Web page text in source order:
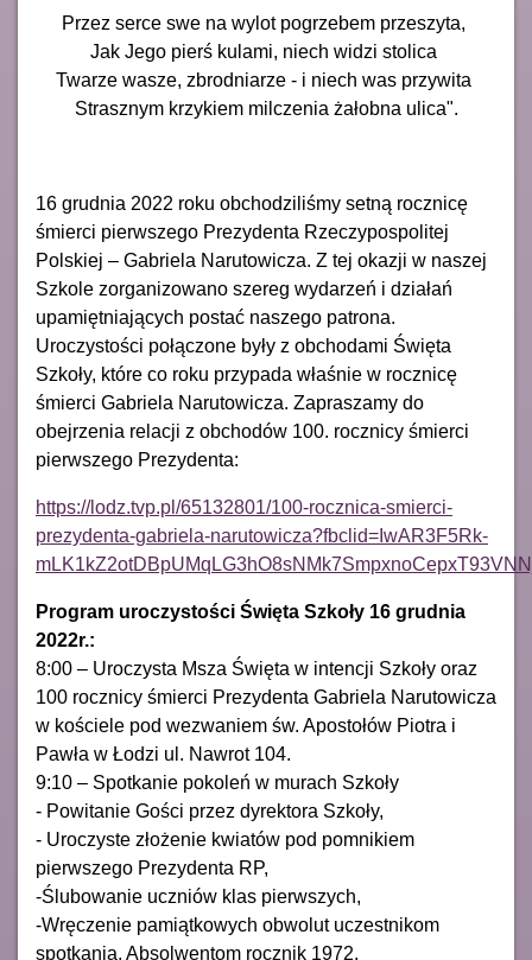
Przez serce swe na wylot pogrzebem przeszyta,
Jak Jego pierś kulami, niech widzi stolica
Twarze wasze, zbrodniarze - i niech was przywita
Strasznym krzykiem milczenia żałobna ulica".
16 grudnia 2022 roku obchodziliśmy setną rocznicę
śmierci pierwszego Prezydenta Rzeczypospolitej
Polskiej – Gabriela Narutowicza. Z tej okazji w naszej
Szkole zorganizowano szereg wydarzeń i działań
upamiętniających postać naszego patrona.
Uroczystości połączone były z obchodami Święta
Szkoły, które co roku przypada właśnie w rocznicę
śmierci Gabriela Narutowicza. Zapraszamy do
obejrzenia relacji z obchodów 100. rocznicy śmierci
pierwszego Prezydenta:
https://lodz.tvp.pl/65132801/100-rocznica-smierci-
prezydenta-gabriela-narutowicza?fbclid=IwAR3F5Rk-
Program uroczystości Święta Szkoły 16 grudnia
2022r.:
8:00 – Uroczysta Msza Święta w intencji Szkoły oraz
100 rocznicy śmierci Prezydenta Gabriela Narutowicza
w kościele pod wezwaniem św. Apostołów Piotra i
Pawła w Łodzi ul. Nawrot 104.
9:10 – Spotkanie pokoleń w murach Szkoły
- Powitanie Gości przez dyrektora Szkoły,
- Uroczyste złożenie kwiatów pod pomnikiem
pierwszego Prezydenta RP,
-Ślubowanie uczniów klas pierwszych,
-Wręczenie pamiątkowych obwolut uczestnikom
spotkania, Absolwentom rocznik 1972,